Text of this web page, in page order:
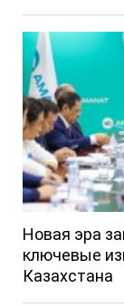
Новая эра
ключевые
Казахстана